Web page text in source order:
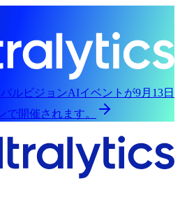
ルビジョンAIイベントが9月13日
開催されます。